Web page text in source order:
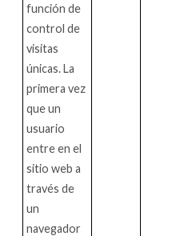
función de
control de
visitas
únicas. La
primera vez
que un
usuario
entre en el
sitio web a
través de
un
navegador